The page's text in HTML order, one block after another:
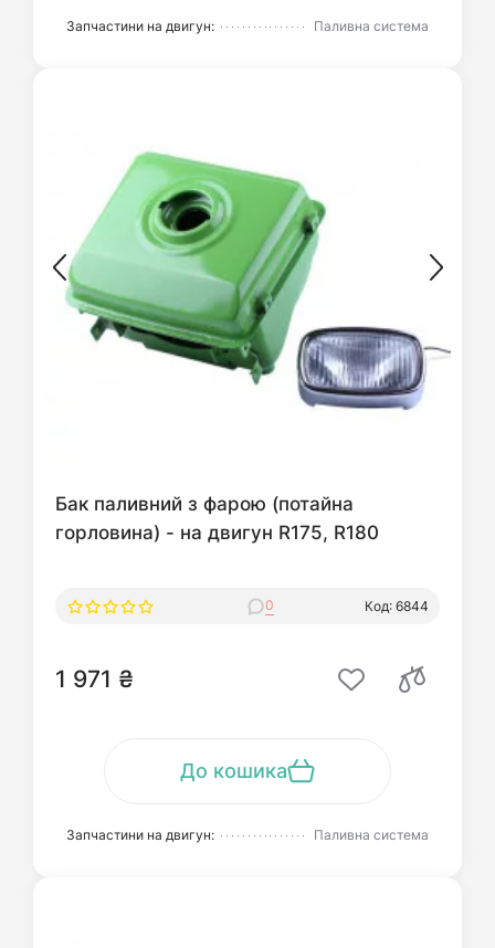
Запчастини на двигун: Паливна система
Бак паливний з фарою (потайна
горловина) - на двигун R175, R180
0 Код: 6844
1 971 ₴
До кошика
Запчастини на двигун: Паливна система